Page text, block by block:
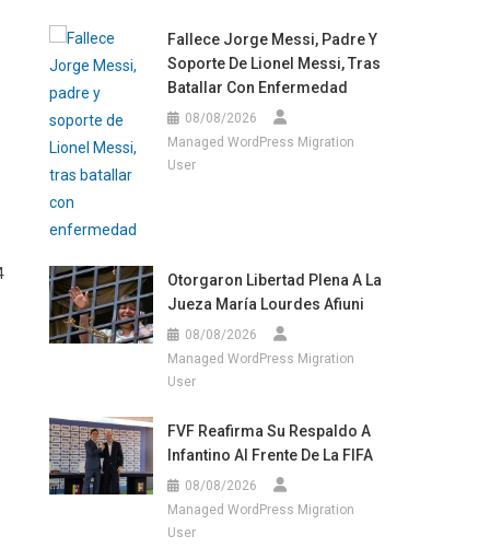
Fallece Jorge Messi, Padre Y
Soporte De Lionel Messi, Tras
Batallar Con Enfermedad
08/08/2026
Managed WordPress Migration
User
Otorgaron Libertad Plena A La
Jueza María Lourdes Afiuni
08/08/2026
Managed WordPress Migration
User
FVF Reafirma Su Respaldo A
Infantino Al Frente De La FIFA
08/08/2026
Managed WordPress Migration
User